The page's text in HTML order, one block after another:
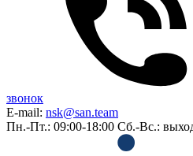
звонок
E-mail: nsk@san.team
Пн.-Пт.: 09:00-18:00 Сб.-Вс.: